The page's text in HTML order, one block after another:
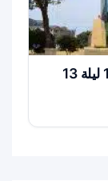
برنامج سياحي في أذربيجان 12 ليلة 13